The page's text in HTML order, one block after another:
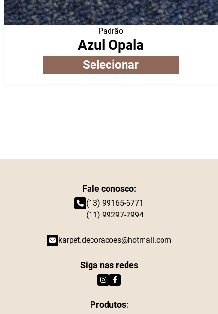
Padrão
Azul Opala
Selecionar
Fale conosco:
(13) 99165-6771
(11) 99297-2994
karpet.decoracoes@hotmail.com
Siga nas redes
Produtos: